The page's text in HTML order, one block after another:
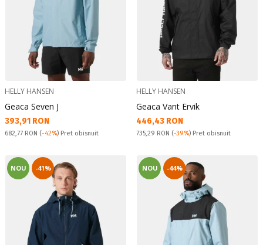
HELLY HANSEN
Geaca Seven J
Текуща цена:
393,91 RON
Pret obisnuit:
682,77 RON (-42%) Pret obisnuit
HELLY HANSEN
Geaca Vant Ervik
Текуща цена:
446,43 RON
Pret obisnuit:
735,29 RON (-39%) Pret obisnuit
NOU -41% NOU -44%